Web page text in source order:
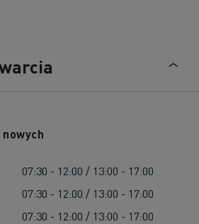
07:30 - 12:00 / 13:00 - 17:00
07:30 - 12:00 / 13:00 - 17:00
07:30 - 12:00 / 13:00 - 17:00